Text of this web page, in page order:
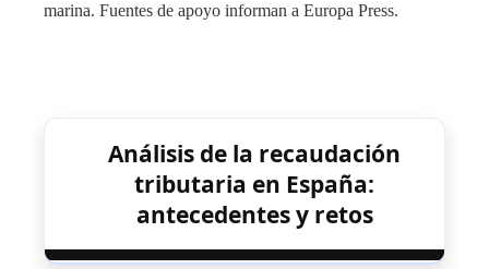
marina. Fuentes de apoyo informan a Europa Press.
Análisis de la recaudación
tributaria en España:
antecedentes y retos